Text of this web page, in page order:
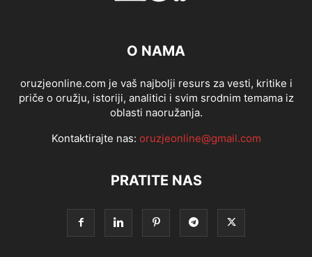
O NAMA
oruzjeonline.com je vaš najbolji resurs za vesti, kritike i
priče o oružju, istoriji, analitici i svim srodnim temama iz
oblasti naoružanja.
Kontaktirajte nas: oruzjeonline@gmail.com
PRATITE NAS